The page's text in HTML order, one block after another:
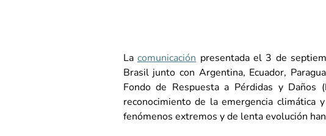
La comunicación presentada el 3 de
Brasil junto con Argentina, Ecuador,
Fondo de Respuesta a Pérdidas y Daños
reconocimiento de la emergencia
fenómenos extremos y de lenta evolución